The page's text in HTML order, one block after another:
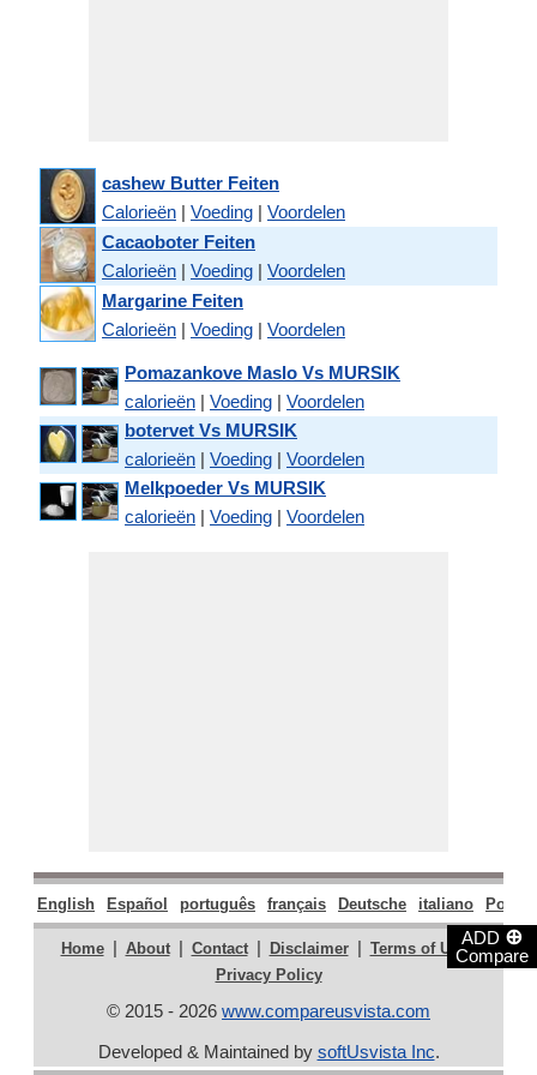
ADD ⊕
Compare
cashew Butter Feiten
Calorieën | Voeding | Voordelen
Cacaoboter Feiten
Calorieën | Voeding | Voordelen
Margarine Feiten
Calorieën | Voeding | Voordelen
Pomazankove Maslo Vs MURSIK
calorieën | Voeding | Voordelen
botervet Vs MURSIK
calorieën | Voeding | Voordelen
Melkpoeder Vs MURSIK
calorieën | Voeding | Voordelen
English Español português français Deutsche italiano
Home | About | Contact | Disclaimer | Terms of Use |
Privacy Policy
© 2015 - 2026 www.compareusvista.com
Developed & Maintained by softUsvista Inc.